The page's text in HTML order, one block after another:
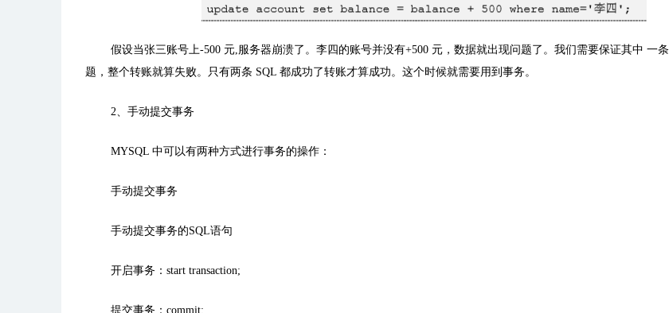
假设当张三账号上-500 元,服务器崩溃了。李四的账号并没有+500 元，数据就出现问题了。我们需要保证其中 一条
题，整个转账就算失败。只有两条 SQL 都成功了转账才算成功。这个时候就需要用到事务。
2、手动提交事务
MYSQL 中可以有两种方式进行事务的操作：
手动提交事务
手动提交事务的SQL语句
开启事务： start transaction;
提交事务： commit;